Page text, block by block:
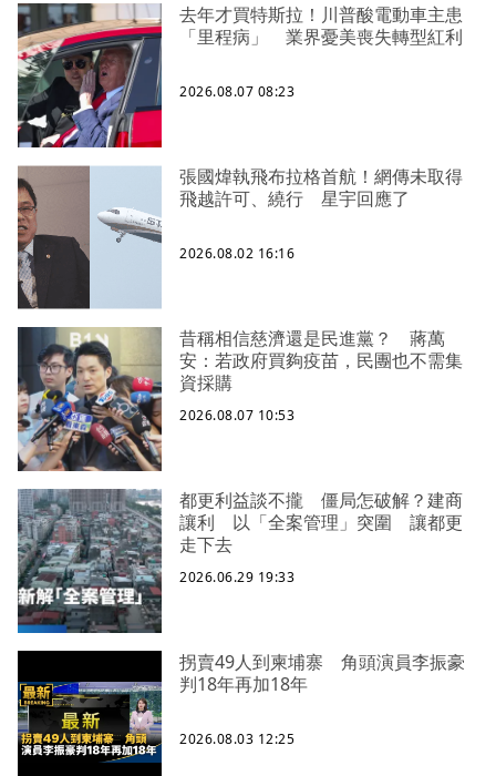
去年才買特斯拉！川普酸電動車主患
「里程病」 業界憂美喪失轉型紅利
2026.08.07 08:23
張國煒執飛布拉格首航！網傳未取得
飛越許可、繞行 星宇回應了
2026.08.02 16:16
昔稱相信慈濟還是民進黨？ 蔣萬
安：若政府買夠疫苗，民團也不需集
資採購
2026.08.07 10:53
都更利益談不攏 僵局怎破解？建商
讓利 以「全案管理」突圍 讓都更
走下去
2026.06.29 19:33
拐賣49人到柬埔寨 角頭演員李振豪
判18年再加18年
2026.08.03 12:25